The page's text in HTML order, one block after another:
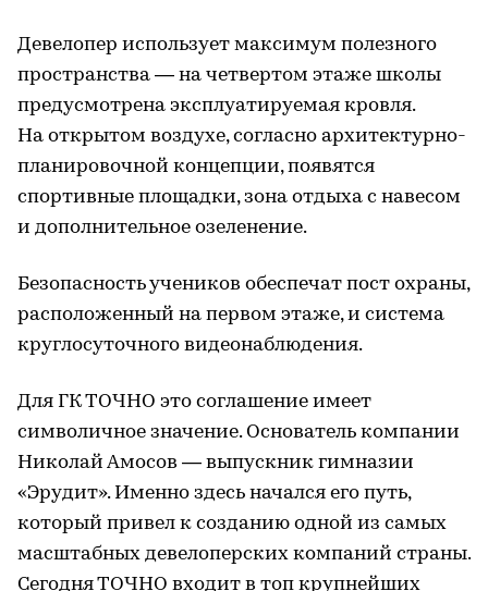
Девелопер использует максимум полезного
пространства — на четвертом этаже школы
предусмотрена эксплуатируемая кровля.
На открытом воздухе, согласно архитектурно-
планировочной концепции, появятся
спортивные площадки, зона отдыха с навесом
и дополнительное озеленение.
Безопасность учеников обеспечат пост охраны,
расположенный на первом этаже, и система
круглосуточного видеонаблюдения.
Для ГК ТОЧНО это соглашение имеет
символичное значение. Основатель компании
Николай Амосов — выпускник гимназии
«Эрудит». Именно здесь начался его путь,
который привел к созданию одной из самых
масштабных девелоперских компаний страны.
Сегодня ТОЧНО входит в топ крупнейших